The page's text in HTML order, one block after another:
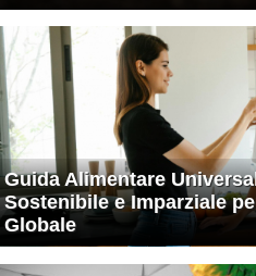
Guida Alimentare
Sostenibile e Imparziale
Globale